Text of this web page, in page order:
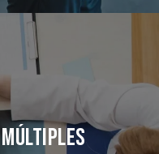
Múltiples